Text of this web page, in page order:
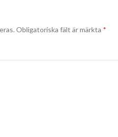
Obligatoriska fält är märkta *